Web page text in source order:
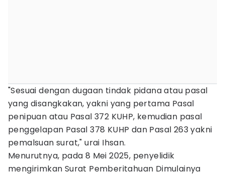
"Sesuai dengan dugaan tindak pidana atau pasal
yang disangkakan, yakni yang pertama Pasal
penipuan atau Pasal 372 KUHP, kemudian pasal
penggelapan Pasal 378 KUHP dan Pasal 263 yakni
pemalsuan surat," urai Ihsan.
Menurutnya, pada 8 Mei 2025, penyelidik
mengirimkan Surat Pemberitahuan Dimulainya